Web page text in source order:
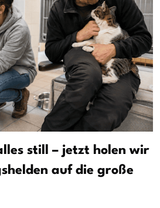
still – jetzt holen wir
auf die große